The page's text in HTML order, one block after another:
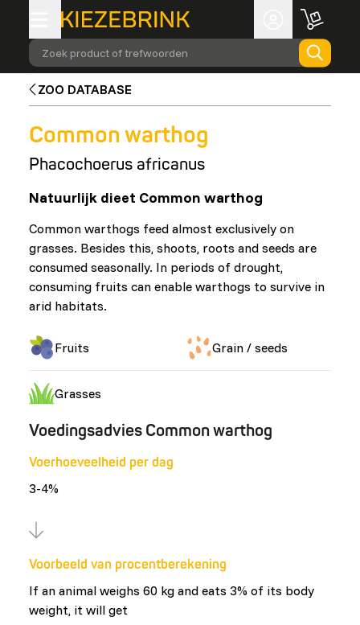
Zoek product of trefwoorden
ZOO DATABASE
Common warthog
Phacochoerus africanus
Natuurlijk dieet Common warthog
Common warthogs feed almost exclusively on
grasses. Besides this, shoots, roots and seeds are
consumed seasonally. In periods of drought,
consuming fruits can enable warthogs to survive in
arid habitats.
Fruits Grain / seeds
Grasses
Voedingsadvies Common warthog
Voerhoeveelheid per dag
3-4%
Voorbeeld van procentberekening
If an animal weighs 60 kg and eats 3% of its body
weight, it will get